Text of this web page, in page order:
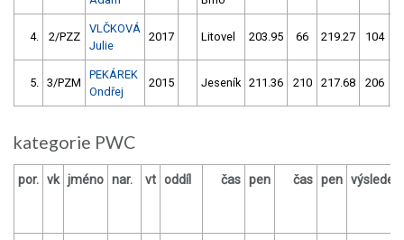
4. 2/PZZ
VLČKOVÁ
Julie
2017 Litovel 203.95 66 219.27 104
5. 3/PZM
PEKÁREK
Ondřej
2015 Jeseník 211.36 210 217.68 206
kategorie PWC
por. vk jméno nar. vt oddíl čas pen čas pen výsledek